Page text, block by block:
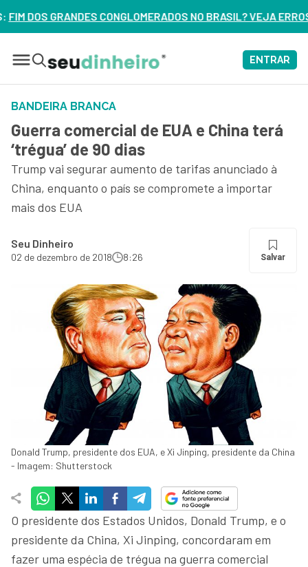
NO BRASIL? VEJA ERROS DE 3 DELES – ASSISTA
ENTRAR
BANDEIRA BRANCA
Guerra comercial de EUA e China terá
‘trégua’ de 90 dias
Trump vai segurar aumento de tarifas anunciado à
China, enquanto o país se compromete a importar
mais dos EUA
Seu Dinheiro
02 de dezembro de 2018 8:26 Salvar
Donald Trump, presidente dos EUA, e Xi Jinping, presidente da China
- Imagem: Shutterstock
O presidente dos Estados Unidos, Donald Trump, e o
presidente da China, Xi Jinping, concordaram em
fazer uma espécia de trégua na guerra comercial